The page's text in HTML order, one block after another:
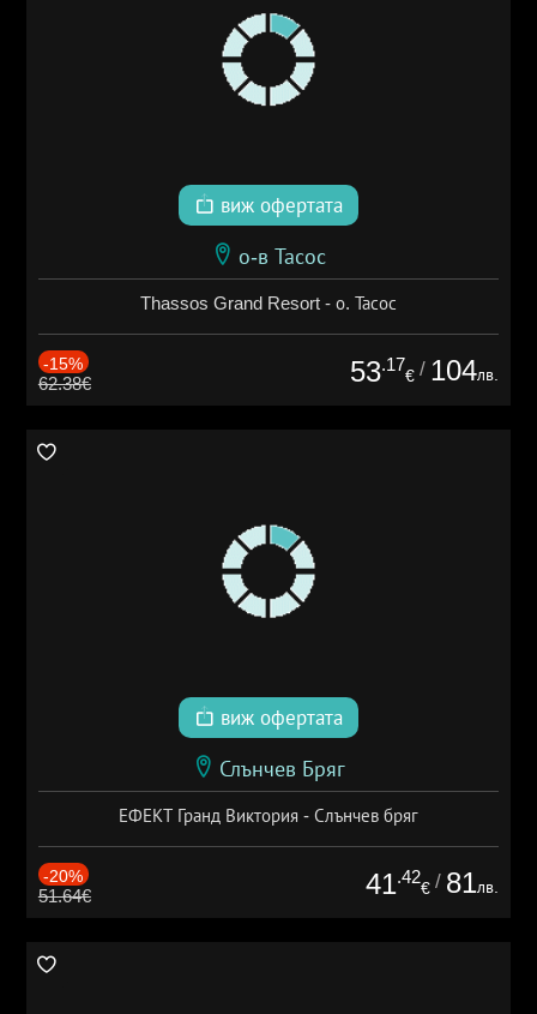
виж офертата
о-в Тасос
Thassos Grand Resort - о. Тасос
-15%
62.38€ 53.17
€ / 104лв.
виж офертата
Слънчев Бряг
ЕФЕКТ Гранд Виктория - Слънчев бряг
-20%
51.64€ 41.42
€ / 81лв.